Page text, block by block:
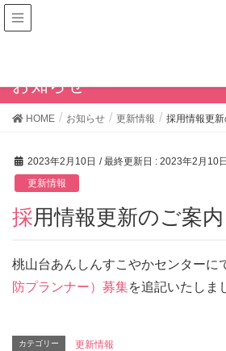
お知らせ
HOME お知らせ 更新情報 採用情報更
2023年2月10日 / 最終更新日 : 2023年2月10日
更新情報
採用情報更新のご案内
桃山台あんしんすこやかセンターに
防プランナー）募集を追記いたしま
カテゴリー 更新情報